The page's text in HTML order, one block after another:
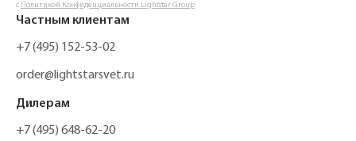
с Политикой Конфиденциальности Lightstar Group
Частным клиентам
+7 (495) 152-53-02
order@lightstarsvet.ru
Дилерам
+7 (495) 648-62-20